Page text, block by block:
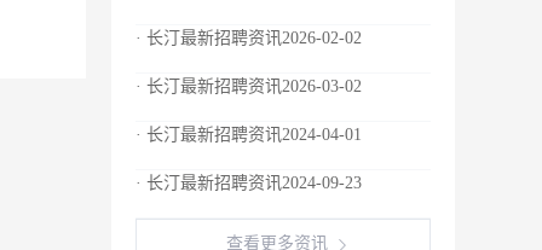
· 长汀最新招聘资讯2026-02-02
· 长汀最新招聘资讯2026-03-02
· 长汀最新招聘资讯2024-04-01
· 长汀最新招聘资讯2024-09-23
查看更多资讯